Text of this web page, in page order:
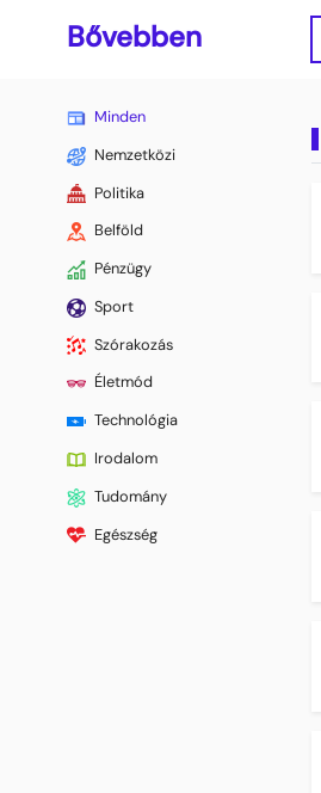
Bővebben
Minden
Nemzetközi
Politika
Belföld
Pénzügy
Sport
Szórakozás
Életmód
Technológia
Irodalom
Tudomány
Egészség